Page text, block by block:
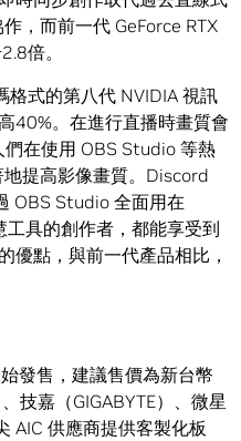
，而前一代 GeForce RTX
倍。
格式的第八代 NVIDIA 視訊
40%。在進行直播時畫質會
在使用 OBS Studio 等熱
提高影像畫質。Discord
OBS Studio 全面用在
具的創作者，都能享受到
優點，與前一代產品相比，
發售，建議售價為新台幣
技嘉（GIGABYTE）、微星
AIC 供應商提供客製化板